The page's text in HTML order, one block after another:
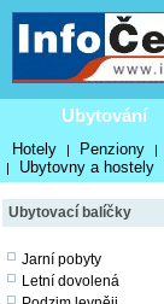
Ubytování
Hotely | Penziony |
| Ubytovny a hostely
Ubytovací balíčky
Jarní pobyty
Letní dovolená